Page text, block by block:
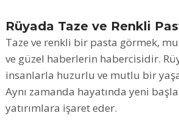
Rüyada Taze ve Renkli
Taze ve renkli bir pasta görmek,
ve güzel haberlerin habercisidir.
insanlarla huzurlu ve mutlu bir
Aynı zamanda hayatında yeni
yatırımlara işaret eder.